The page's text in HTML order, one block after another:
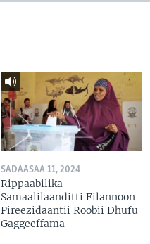
SADAASAA 11, 2024
Rippaabilika
Samaalilaanditti Filannoon
Pireezidaantii Roobii Dhufu
Gaggeeffama